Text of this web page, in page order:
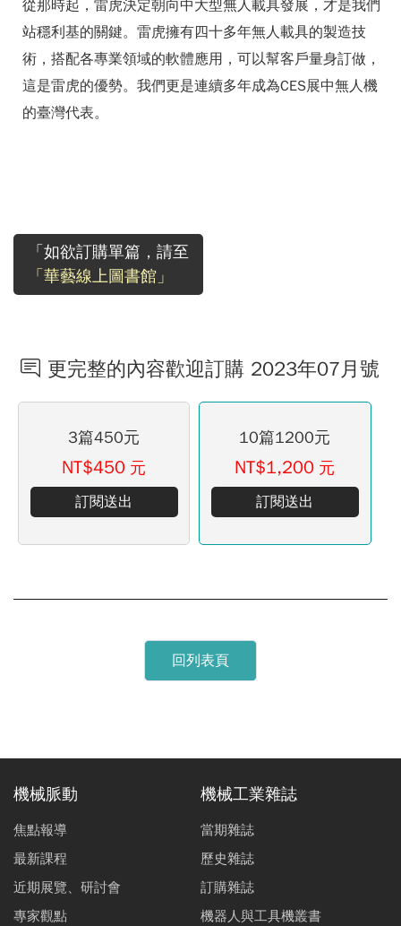
從那時起，雷虎決定朝向中大型無人載具發展，才是我們
站穩利基的關鍵。雷虎擁有四十多年無人載具的製造技
術，搭配各專業領域的軟體應用，可以幫客戶量身訂做，
這是雷虎的優勢。我們更是連續多年成為CES展中無人機
的臺灣代表。
「如欲訂購單篇，請至
「華藝線上圖書館」
更完整的內容歡迎訂購 2023年07月號
3篇450元
NT$450 元
訂閱送出
10篇1200元
NT$1,200 元
訂閱送出
回列表頁
機械脈動
焦點報導
最新課程
近期展覽、研討會
專家觀點
機械工業雜誌
當期雜誌
歷史雜誌
訂購雜誌
機器人與工具機叢書